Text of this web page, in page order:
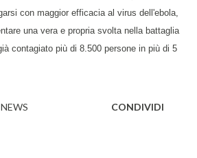
con maggior efficacia al virus dell'ebola,
una vera e propria svolta nella battaglia
contagiato più di 8.500 persone in più di 5
NEWS CONDIVIDI